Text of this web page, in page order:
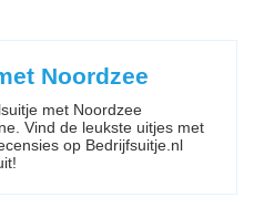
Noordzee
met Noordzee
Vind de leukste uitjes met
op Bedrijfsuitje.nl